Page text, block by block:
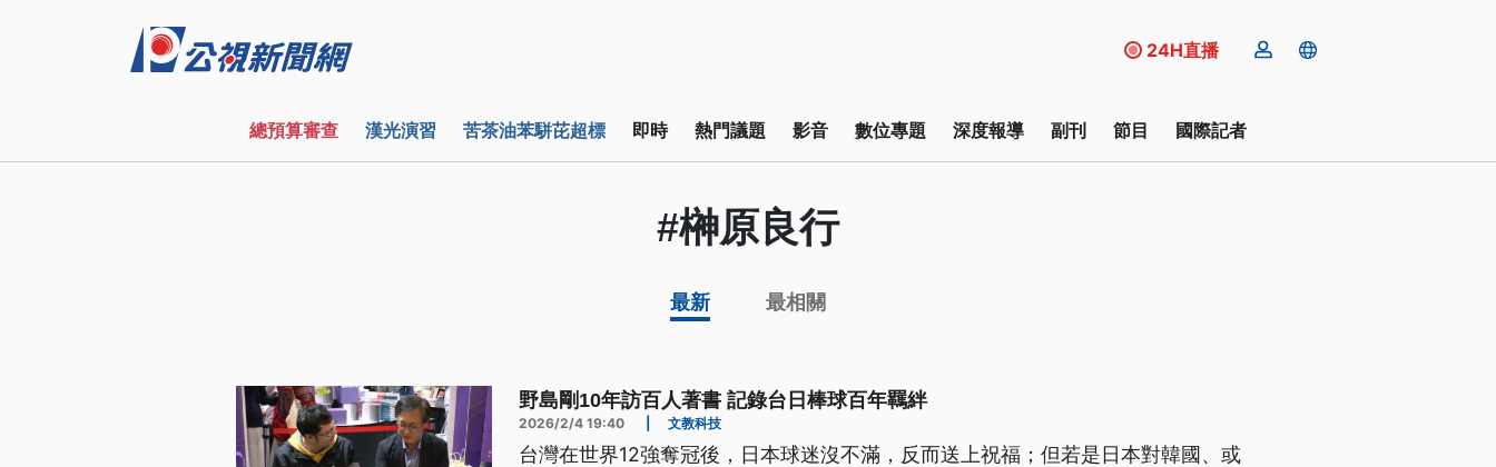
24H直播
總預算審查 漢光演習 苦茶油苯駢芘超標 即時 熱門議題 影音 數位專題 深度報導 副刊 節目 國際記者
#榊原良行
最新 最相關
野島剛10年訪百人著書 記錄台日棒球百年羈絆
2026/2/4 19:40 文教科技
台灣在世界12強奪冠後，日本球迷沒不滿，反而送上祝福；但若是日本對韓國、或